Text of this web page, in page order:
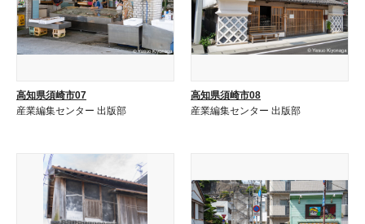
高知県須崎市07
産業編集センター 出版部
高知県須崎市08
産業編集センター 出版部